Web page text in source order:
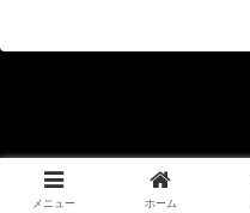
Copyright © 2020-2026
メニュー ホーム